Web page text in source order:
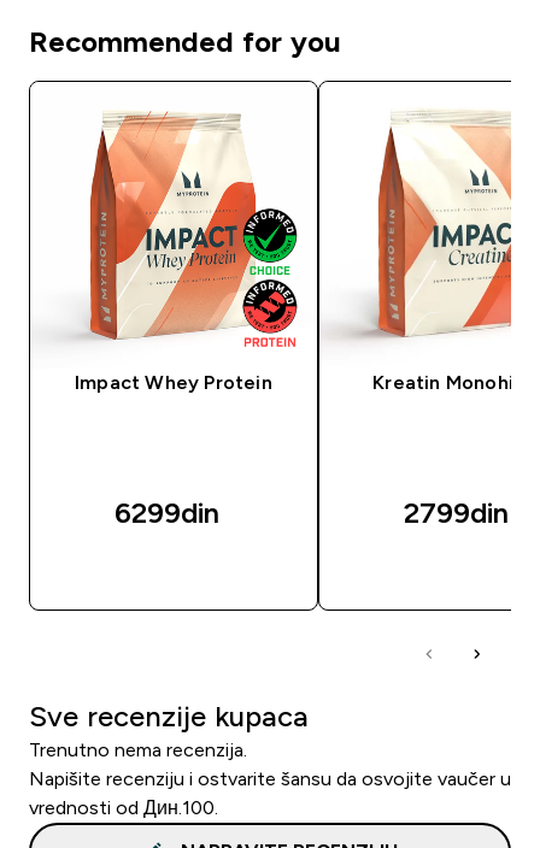
Recommended for you
Impact Whey Protein
6299din‎
Kreatin
2799din‎
Sve recenzije kupaca
Trenutno nema recenzija.
Napišite recenziju i ostvarite šansu da osvojite vaučer u
vrednosti od Дин.100.